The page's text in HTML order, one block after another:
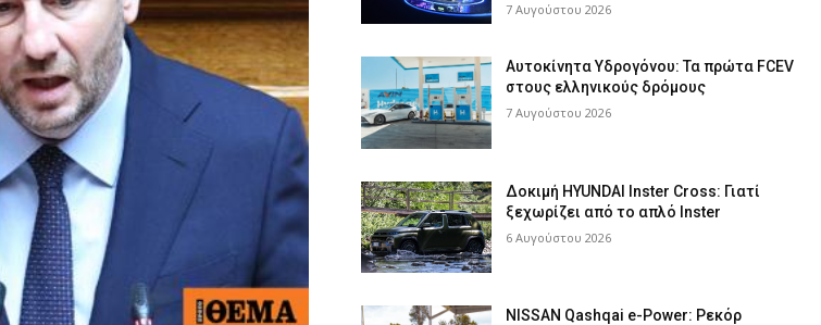
7 Αυγούστου 2026
Αυτοκίνητα Υδρογόνου: Τα πρώτα FCEV
στους ελληνικούς δρόμους
7 Αυγούστου 2026
Δοκιμή HYUNDAI Inster Cross: Γιατί
ξεχωρίζει από το απλό Inster
6 Αυγούστου 2026
NISSAN Qashqai e-Power: Ρεκόρ